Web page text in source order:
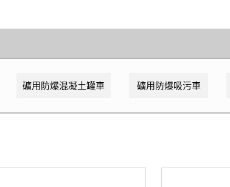
礦用防爆混凝土罐車 礦用防爆吸污車